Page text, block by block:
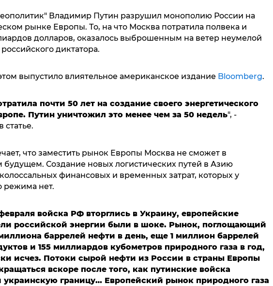
Владимир Путин разрушил монополию России на
рынке Европы. То, на что Москва потратила полвека и
долларов, оказалось выброшенным на ветер неумелой
диктатора.
выпустило влиятельное американское издание Bloomberg.
почти 50 лет на создание своего энергетического
Путин уничтожил это менее чем за 50 недель", -
статье.
что заместить рынок Европы Москва не сможет в
Создание новых логистических путей в Азию
финансовых и временных затрат, которых у
режима нет.
войска РФ вторглись в Украину, европейские
российской энергии были в шоке. Рынок, поглощающий
баррелей нефти в день, еще 1 миллион баррелей
и 155 миллиардов кубометров природного газа в год,
исчез. Потоки сырой нефти из России в страны Европы
вскоре после того, как путинские войска
украинскую границу… Европейский рынок природного газа